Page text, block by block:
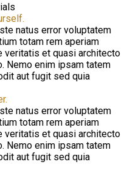
natus error voluptatem
totam rem aperiam
veritatis et quasi architecto
Nemo enim ipsam tatem
aut fugit sed quia
natus error voluptatem
totam rem aperiam
veritatis et quasi architecto
Nemo enim ipsam tatem
aut fugit sed quia